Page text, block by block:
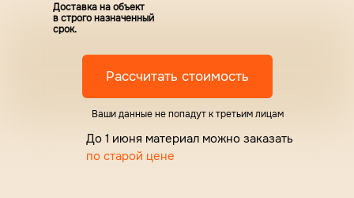
Доставка на объект
в строго назначенный
срок.
Рассчитать стоимость
Ваши данные не попадут к третьим лицам
До 1 июня материал можно заказать
по старой цене